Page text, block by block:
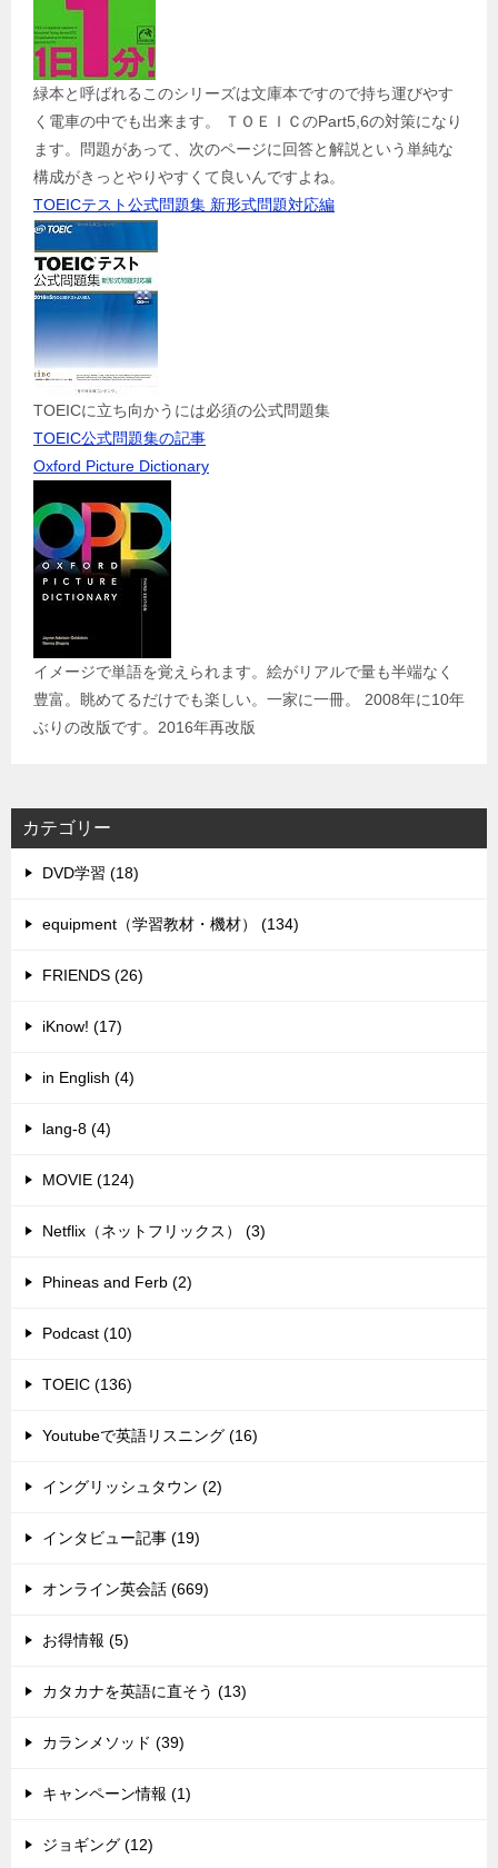
緑本と呼ばれるこのシリーズは文庫本ですので持ち運びやす
く電車の中でも出来ます。 ＴＯＥＩＣのPart5,6の対策になり
ます。問題があって、次のページに回答と解説という単純な
構成がきっとやりやすくて良いんですよね。
TOEICテスト公式問題集 新形式問題対応編
TOEICに立ち向かうには必須の公式問題集
TOEIC公式問題集の記事
Oxford Picture Dictionary
イメージで単語を覚えられます。絵がリアルで量も半端なく
豊富。眺めてるだけでも楽しい。一家に一冊。 2008年に10年
ぶりの改版です。2016年再改版
カテゴリー
DVD学習 (18)
equipment（学習教材・機材） (134)
FRIENDS (26)
iKnow! (17)
in English (4)
lang-8 (4)
MOVIE (124)
Netflix（ネットフリックス） (3)
Phineas and Ferb (2)
Podcast (10)
TOEIC (136)
Youtubeで英語リスニング (16)
イングリッシュタウン (2)
インタビュー記事 (19)
オンライン英会話 (669)
お得情報 (5)
カタカナを英語に直そう (13)
カランメソッド (39)
キャンペーン情報 (1)
ジョギング (12)